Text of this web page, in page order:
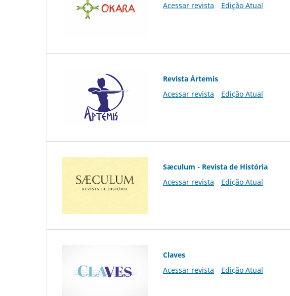
Acessar revista
Edição Atual
Revista Ártemis
Acessar revista
Edição Atual
Sæculum - Revista de História
Acessar revista
Edição Atual
Claves
Acessar revista
Edição Atual